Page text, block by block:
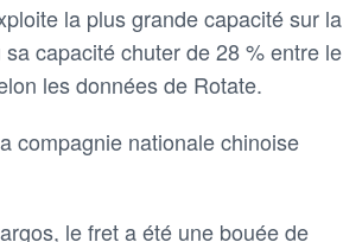
la plus grande capacité sur la
capacité chuter de 28 % entre le
les données de Rotate.
compagnie nationale chinoise
le fret a été une bouée de